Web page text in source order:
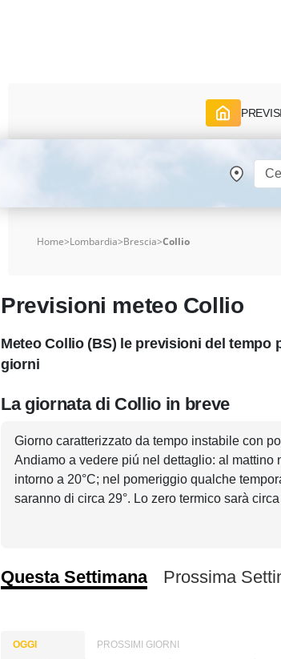
Home>Lombardia>Brescia>Collio
Previsioni meteo Collio
Meteo Collio (BS) le previsioni del
giorni
La giornata di Collio in breve
Giorno caratterizzato da tempo instabile con
Andiamo a vedere piú nel dettaglio: al
intorno a 20°C; nel pomeriggio qualche
saranno di circa 29°. Lo zero termico sarà
Questa Settimana Prossima
OGGI PROSSIMI GIORNI